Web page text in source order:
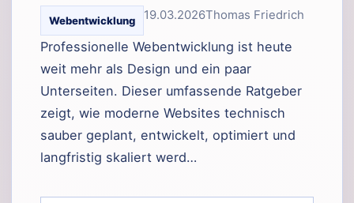
Webentwicklung 19.03.2026Thomas Friedrich
Professionelle Webentwicklung ist heute
weit mehr als Design und ein paar
Unterseiten. Dieser umfassende Ratgeber
zeigt, wie moderne Websites technisch
sauber geplant, entwickelt, optimiert und
langfristig skaliert werd…